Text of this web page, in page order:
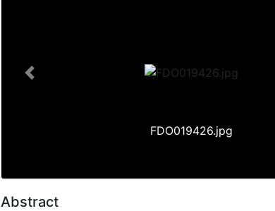
FDO019426.jpg
Previous
Abstract